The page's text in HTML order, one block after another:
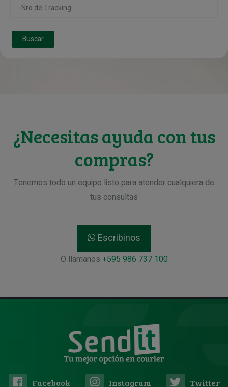
Buscar
¿Necesitas ayuda con tus
compras?
Tenemos todo un equipo listo para atender cualquiera de
tus consultas
Escribinos
O llamanos +595 986 737 100
Facebook Instagram Twitter